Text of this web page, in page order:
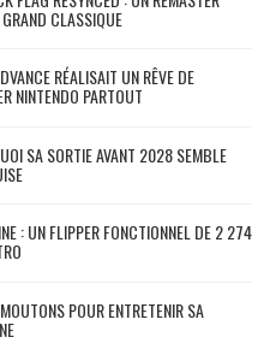
CLASSIQUE
RÉALISAIT UN RÊVE DE
NINTENDO PARTOUT
SA SORTIE AVANT 2028 SEMBLE
: UN FLIPPER FONCTIONNEL DE 2 274
POUR ENTRETENIR SA